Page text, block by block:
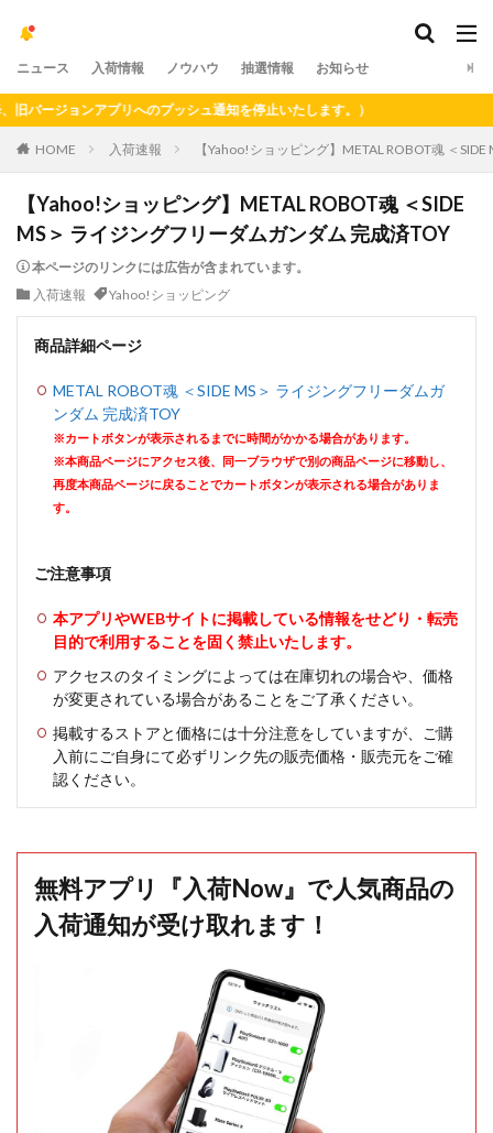
ニュース 入荷情報 ノウハウ 抽選情報 お知らせ
ジョンアプリへのプッシュ通知を停止いたします。）
HOME 入荷速報 【Yahoo!ショッピング】METAL ROBOT魂 ＜
【Yahoo!ショッピング】METAL ROBOT魂 ＜SIDE
MS＞ ライジングフリーダムガンダム 完成済TOY
本ページのリンクには広告が含まれています。
入荷速報
Yahoo!ショッピング
商品詳細ページ
METAL ROBOT魂 ＜SIDE MS＞ ライジングフリーダムガ
ンダム 完成済TOY
※カートボタンが表示されるまでに時間がかかる場合があります。
※本商品ページにアクセス後、同一ブラウザで別の商品ページに移動し、
再度本商品ページに戻ることでカートボタンが表示される場合がありま
す。
ご注意事項
本アプリやWEBサイトに掲載している情報をせどり・転売
目的で利用することを固く禁止いたします。
アクセスのタイミングによっては在庫切れの場合や、価格
が変更されている場合があることをご了承ください。
掲載するストアと価格には十分注意をしていますが、ご購
入前にご自身にて必ずリンク先の販売価格・販売元をご確
認ください。
無料アプリ『入荷Now』で人気商品の
入荷通知が受け取れます！